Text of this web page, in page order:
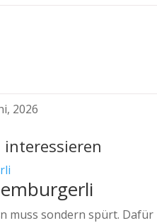
2026
interessieren
muss sondern spürt. Dafür